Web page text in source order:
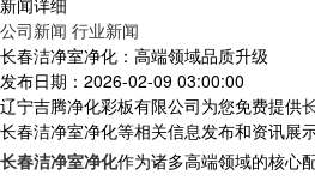
新闻详细
公司新闻 行业新闻
长春洁净室净化：高端领域品质升级
发布日期：2026-02-09 03:00:00
辽宁吉腾净化彩板有限公司为您免费提供
长春洁净室净化等相关信息发布和资讯展
长春洁净室净化作为诸多高端领域的核心